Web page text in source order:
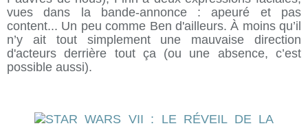
vues dans la bande-annonce : apeuré et pas
content... Un peu comme Ben d'ailleurs. À moins qu’il
n’y ait tout simplement une mauvaise direction
d'acteurs derrière tout ça (ou une absence, c’est
possible aussi).